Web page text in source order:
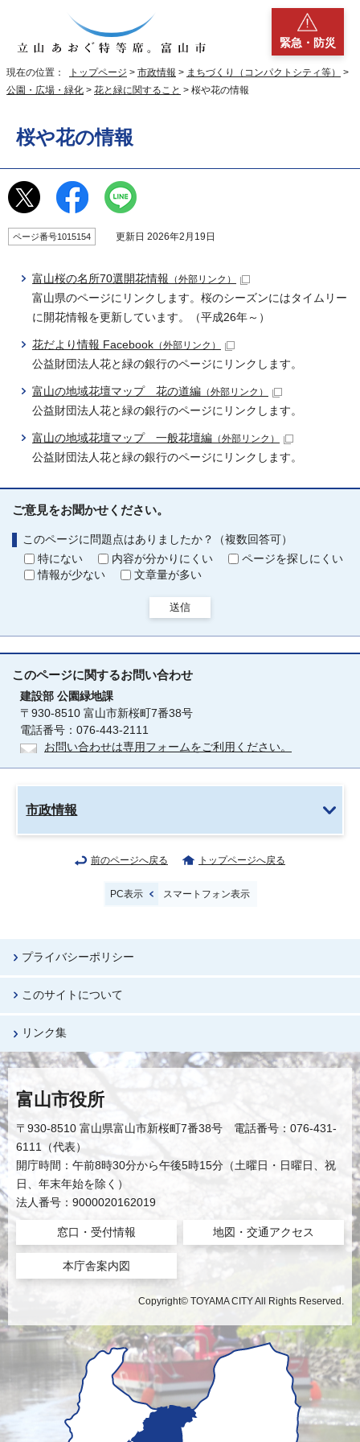
緊急・防災
現在の位置： トップページ > 市政情報 > まちづくり（コンパクトシティ等）
>
公園・広場・緑化 > 花と緑に関すること > 桜や花の情報
桜や花の情報
ページ番号1015154 更新日 2026年2月19日
富山桜の名所70選開花情報 （外部リンク）
富山県のページにリンクします。桜のシーズンにはタイムリー
に開花情報を更新しています。（平成26年～）
花だより情報 Facebook （外部リンク）
公益財団法人花と緑の銀行のページにリンクします。
富山の地域花壇マップ 花の道編 （外部リンク）
公益財団法人花と緑の銀行のページにリンクします。
富山の地域花壇マップ 一般花壇編 （外部リンク）
公益財団法人花と緑の銀行のページにリンクします。
ご意見をお聞かせください。
このページに問題点はありましたか？（複数回答可）
特にない
内容が分かりにくい
ページを探しにくい
情報が少ない
文章量が多い
送信
このページに関するお問い合わせ
建設部 公園緑地課
〒930-8510 富山市新桜町7番38号
電話番号：076-443-2111
お問い合わせは専用フォームをご利用ください。
市政情報
前のページへ戻る トップページへ戻る
PC表示 スマートフォン表示
プライバシーポリシー
このサイトについて
リンク集
富山市役所
〒930-8510 富山県富山市新桜町7番38号 電話番号：076-431-
6111（代表）
開庁時間：午前8時30分から午後5時15分（土曜日・日曜日、祝
日、年末年始を除く）
法人番号：9000020162019
窓口・受付情報 地図・交通アクセス
本庁舎案内図
Copyright© TOYAMA CITY All Rights Reserved.